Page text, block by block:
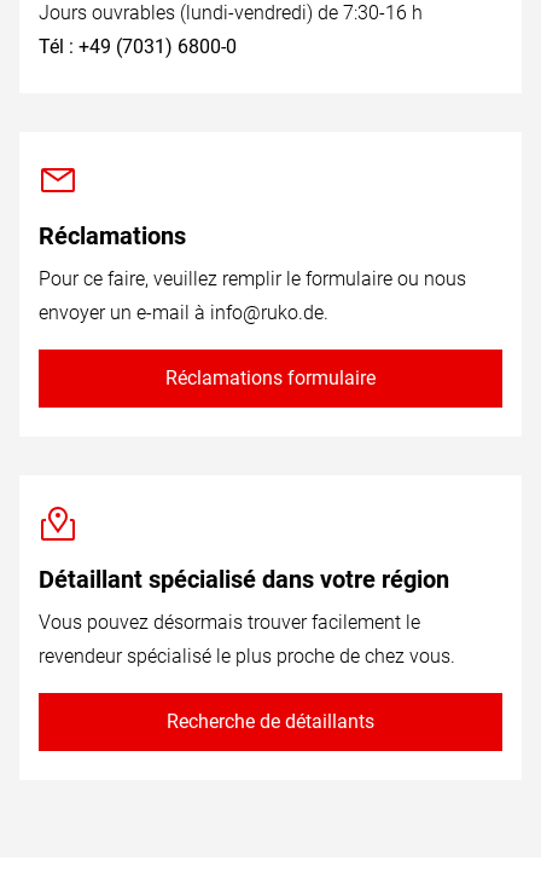
Jours ouvrables (lundi-vendredi) de 7:30-16 h
Tél : +49 (7031) 6800-0
Réclamations
Pour ce faire, veuillez remplir le formulaire ou nous
envoyer un e-mail à info@ruko.de.
Réclamations formulaire
Détaillant spécialisé dans votre région
Vous pouvez désormais trouver facilement le
revendeur spécialisé le plus proche de chez vous.
Recherche de détaillants